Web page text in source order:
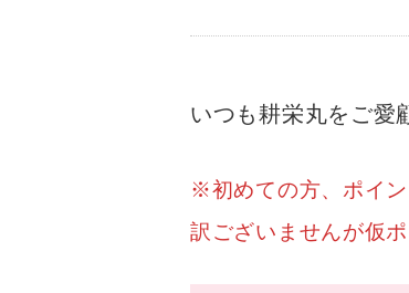
いつも耕栄丸をご愛
※初めての方、ポイ
訳ございませんが仮